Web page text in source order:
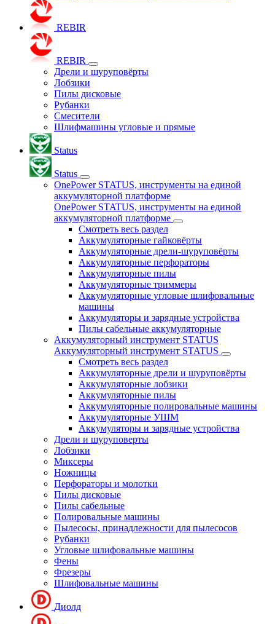
REBIR
REBIR
Дрели и шуруповёрты
Лобзики
Пилы дисковые
Рубанки
Смесители
Шлифмашины угловые и прямые
Status
Status
OnePower STATUS, инструменты на единой
аккумуляторной платформе
OnePower STATUS, инструменты на единой
аккумуляторной платформе
Смотреть весь раздел
Аккумуляторные гайковёрты
Аккумуляторные дрели-шуруповёрты
Аккумуляторные перфораторы
Аккумуляторные пилы
Аккумуляторные триммеры
Аккумуляторные угловые шлифовальные
машины
Аккумуляторы и зарядные устройства
Пилы сабельные аккумуляторные
Аккумуляторный инструмент STATUS
Аккумуляторный инструмент STATUS
Смотреть весь раздел
Аккумуляторные дрели и шуруповёрты
Аккумуляторные лобзики
Аккумуляторные пилы
Аккумуляторные полировальные машины
Аккумуляторные УШМ
Аккумуляторы и зарядные устройства
Дрели и шуруповерты
Лобзики
Миксеры
Ножницы
Перфораторы и молотки
Пилы дисковые
Пилы сабельные
Полировальные машины
Пылесосы, принадлежности для пылесосов
Рубанки
Угловые шлифовальные машины
Фены
Фрезеры
Шлифовальные машины
Диолд